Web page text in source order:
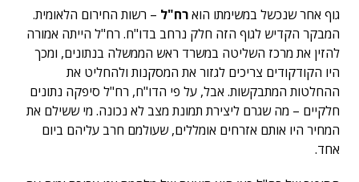
גוף אחר שנכשל במשימתו הוארח"ל – רשות החירום הלאומית.
המבקר הקדיש לגוף הזה חלק נרחב בדו"ח. רח"ל הייתה אמורה
להזין את מרכז השליטה במשרד ראש הממשלה בנתונים, ומכך
היו הקודקודים צריכים לגזור את המסקנות ולהחליט את
ההחלטות המתבקשות. אבל, על פי הדו"ח, רח"ל סיפקה נתונים
חלקיים – מה שגרם ליצירת תמונת מצב לא נכונה. מי ששילם את
המחיר היו אותם אזרחים אומללים, שעולמם חרב עליהם ביום
אחד.